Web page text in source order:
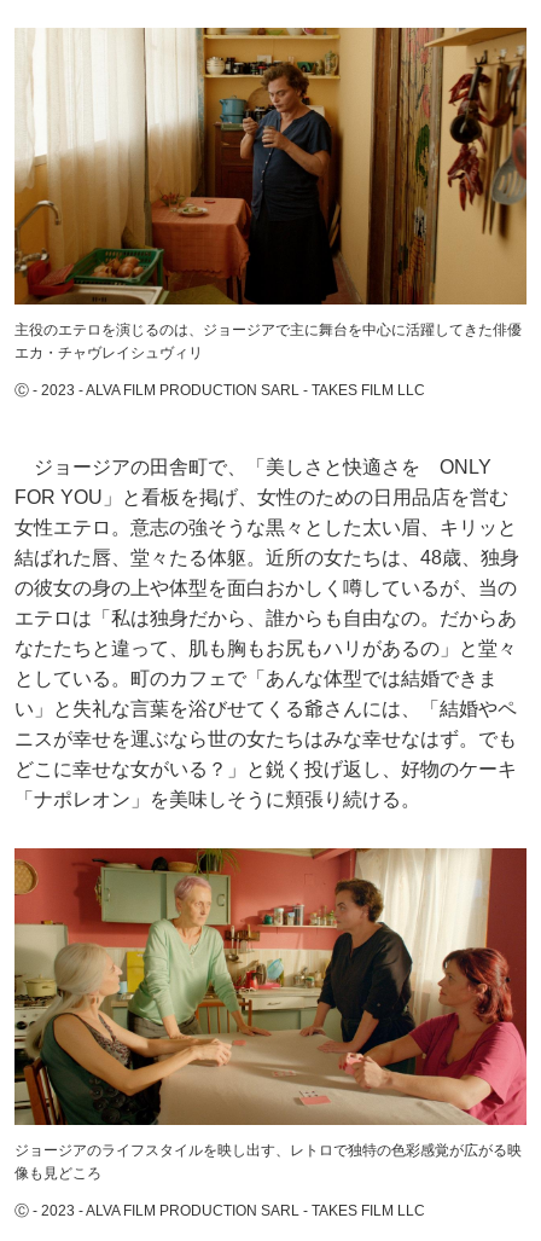
主役のエテロを演じるのは、ジョージアで主に舞台を中心に活躍してきた俳優
エカ・チャヴレイシュヴィリ
Ⓒ - 2023 - ALVA FILM PRODUCTION SARL - TAKES FILM LLC
ジョージアの田舎町で、「美しさと快適さを ONLY
FOR YOU」と看板を掲げ、女性のための日用品店を営む
女性エテロ。意志の強そうな黒々とした太い眉、キリッと
結ばれた唇、堂々たる体躯。近所の女たちは、48歳、独身
の彼女の身の上や体型を面白おかしく噂しているが、当の
エテロは「私は独身だから、誰からも自由なの。だからあ
なたたちと違って、肌も胸もお尻もハリがあるの」と堂々
としている。町のカフェで「あんな体型では結婚できま
い」と失礼な言葉を浴びせてくる爺さんには、「結婚やペ
ニスが幸せを運ぶなら世の女たちはみな幸せなはず。でも
どこに幸せな女がいる？」と鋭く投げ返し、好物のケーキ
「ナポレオン」を美味しそうに頬張り続ける。
ジョージアのライフスタイルを映し出す、レトロで独特の色彩感覚が広がる映
像も見どころ
Ⓒ - 2023 - ALVA FILM PRODUCTION SARL - TAKES FILM LLC